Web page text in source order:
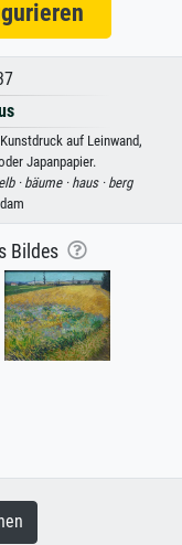
auf Leinwand,
Japanpapier.
·bäume · haus · berg
Bildes